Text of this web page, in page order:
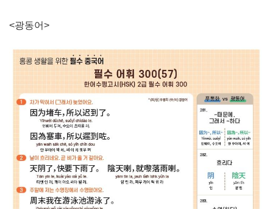
<광동어>